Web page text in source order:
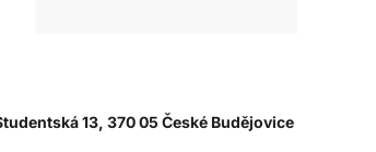
13, 370 05 České Budějovice